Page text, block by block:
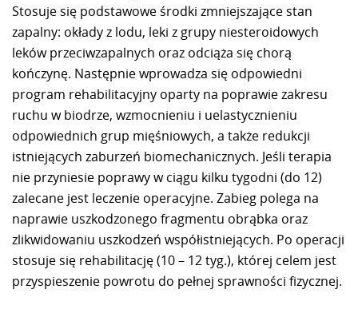
Stosuje się podstawowe środki zmniejszające stan
zapalny: okłady z lodu, leki z grupy niesteroidowych
leków przeciwzapalnych oraz odciąża się chorą
kończynę. Następnie wprowadza się odpowiedni
program rehabilitacyjny oparty na poprawie zakresu
ruchu w biodrze, wzmocnieniu i uelastycznieniu
odpowiednich grup mięśniowych, a także redukcji
istniejących zaburzeń biomechanicznych. Jeśli terapia
nie przyniesie poprawy w ciągu kilku tygodni (do 12)
zalecane jest leczenie operacyjne. Zabieg polega na
naprawie uszkodzonego fragmentu obrąbka oraz
zlikwidowaniu uszkodzeń współistniejących. Po operacji
stosuje się rehabilitację (10 – 12 tyg.), której celem jest
przyspieszenie powrotu do pełnej sprawności fizycznej.